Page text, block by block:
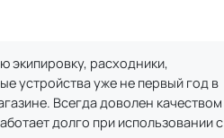
экипировку, расходники,
устройства уже не первый год в
Всегда доволен качеством
долго при использовании с